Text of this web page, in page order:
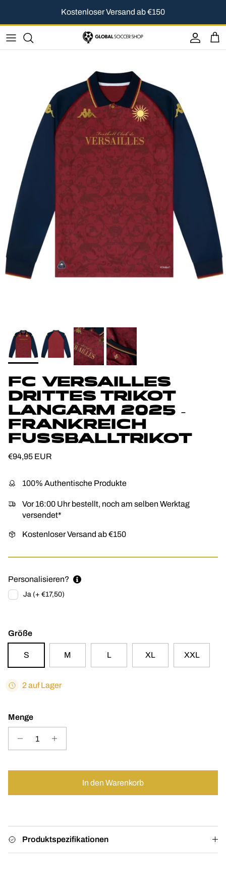
Kostenloser Versand ab €150
Konto
FC VERSAILLES
DRITTES TRIKOT
LANGARM 2025 –
FRANKREICH
FUSSBALLTRIKOT
Normaler Preis
€94,95 EUR
100% Authentische Produkte
Vor 16:00 Uhr bestellt, noch am selben Werktag
versendet*
Kostenloser Versand ab €150
Personalisieren?
Ja (+ €17,50)
Größe
S M L XL XXL
2 auf Lager
Menge
In den Warenkorb
Produktspezifikationen